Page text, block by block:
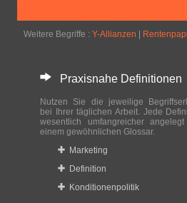
Weitere Begriffe : Y-Allianzen
Praxisnahe Definitionen
Nutzen Sie die jeweilige
bei Ihrer täglichen Arbeit. Jede
wesentlich umfangreicher
einem gewöhnlichen Glossar.
Marketing
Definition
Konditionenpolitik